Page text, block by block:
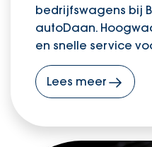
bedrijfswagens bij
autoDaan.
en snelle service
Lees meer